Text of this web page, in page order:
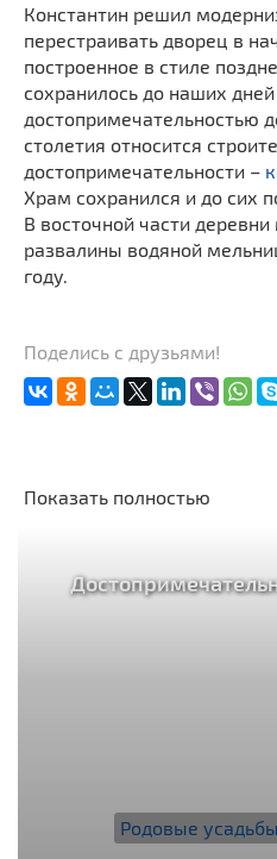
Константин решил
перестраивать дворец в
построенное в стиле
сохранилось до наших
достопримечательностью
столетия относится
достопримечательности –
Храм сохранился и до сих
В восточной части
развалины водяной
году.
Поделись с друзьями!
Показать полностью
Родовые усадьбы